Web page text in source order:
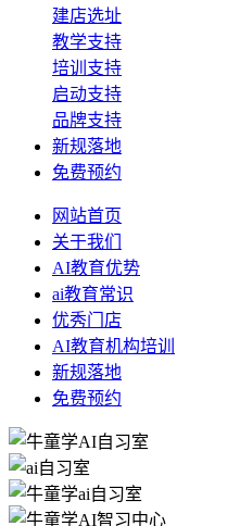
建店选址
教学支持
培训支持
启动支持
品牌支持
新规落地
免费预约
网站首页
关于我们
AI教育优势
ai教育常识
优秀门店
AI教育机构培训
新规落地
免费预约